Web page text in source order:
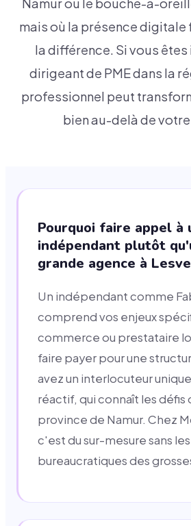
Namur où le bouche-à-
mais où la présence digitale
la différence. Si vous
dirigeant de PME dans la
professionnel peut
bien au-delà de
Pourquoi faire appel à
indépendant plutôt
grande agence à
Un indépendant comme
comprend vos enjeux
commerce ou prestataire
faire payer pour une
avez un interlocuteur
réactif, qui connaît les défis
province de Namur. Chez
c'est du sur-mesure sans
bureaucratiques des